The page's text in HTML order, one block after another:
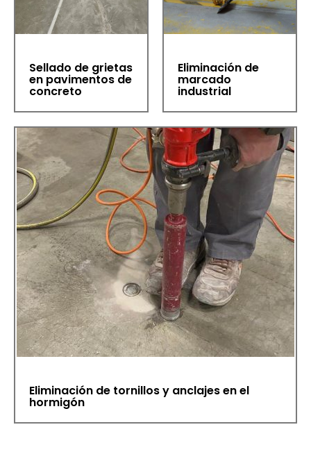
Sellado de grietas
en pavimentos de
concreto
Eliminación de
marcado
industrial
Eliminación de tornillos y anclajes en el
hormigón